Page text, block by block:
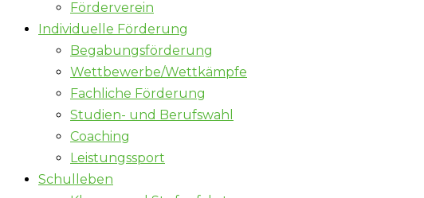
Förderverein
Individuelle Förderung
Begabungsförderung
Wettbewerbe/Wettkämpfe
Fachliche Förderung
Studien- und Berufswahl
Coaching
Leistungssport
Schulleben